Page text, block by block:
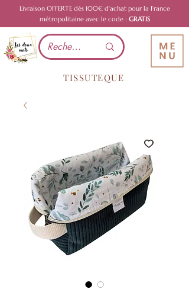
Livraison OFFERTE dès 100€ d'achat pour la France
métropolitaine avec le code : GRATIS
TISSUTEQUE